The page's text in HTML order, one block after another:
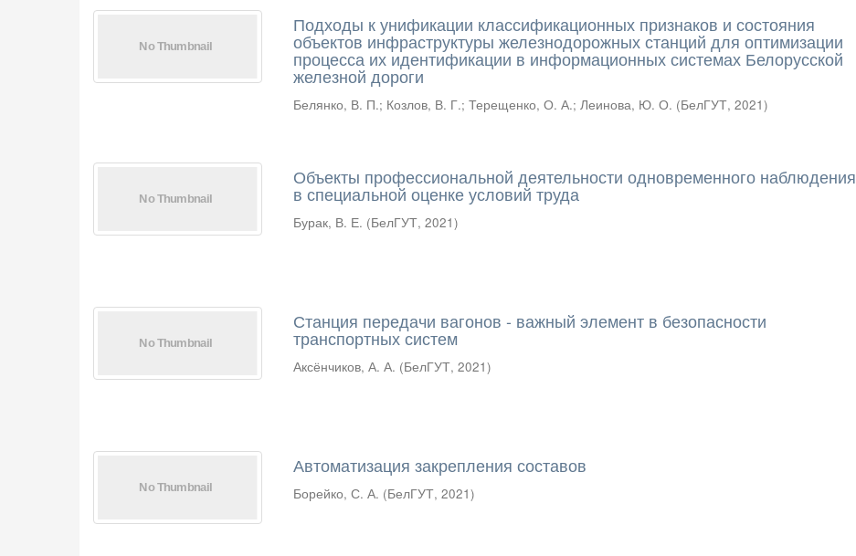
Подходы к унификации классификационных признаков и состояния
объектов инфраструктуры железнодорожных станций для оптимизации
процесса их идентификации в информационных системах Белорусской
железной дороги
Белянко, В. П.; Козлов, В. Г.;Терещенко, О. А.;Леинова, Ю. О. (БелГУТ,2021)
Объекты профессиональной деятельности одновременного наблюдения
в специальной оценке условий труда
Бурак, В. Е. (БелГУТ,2021)
Станция передачи вагонов - важный элемент в безопасности
транспортных систем
Аксёнчиков, А. А. (БелГУТ,2021)
Автоматизация закрепления составов
Борейко, С. А. (БелГУТ,2021)